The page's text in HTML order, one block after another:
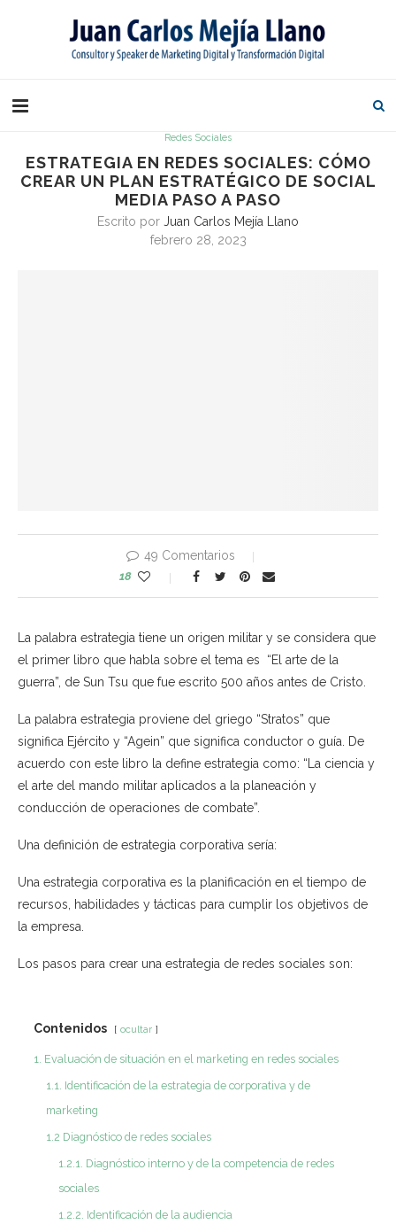
Redes Sociales
ESTRATEGIA EN REDES SOCIALES: CÓMO
CREAR UN PLAN ESTRATÉGICO DE SOCIAL
MEDIA PASO A PASO
Escrito por Juan Carlos Mejía Llano
febrero 28, 2023
49 Comentarios
18
La palabra estrategia tiene un origen militar y se considera que
el primer libro que habla sobre el tema es “El arte de la
guerra”, de Sun Tsu que fue escrito 500 años antes de Cristo.
La palabra estrategia proviene del griego “Stratos” que
significa Ejército y “Agein” que significa conductor o guía. De
acuerdo con este libro la define estrategia como: “La ciencia y
el arte del mando militar aplicados a la planeación y
conducción de operaciones de combate”.
Una definición de estrategia corporativa sería:
Una estrategia corporativa es la planificación en el tiempo de
recursos, habilidades y tácticas para cumplir los objetivos de
la empresa.
Los pasos para crear una estrategia de redes sociales son:
Contenidos ocultar
1. Evaluación de situación en el marketing en redes sociales
1.1. Identificación de la estrategia de corporativa y de
marketing
1.2 Diagnóstico de redes sociales
1.2.1. Diagnóstico interno y de la competencia de redes
sociales
1.2.2. Identificación de la audiencia